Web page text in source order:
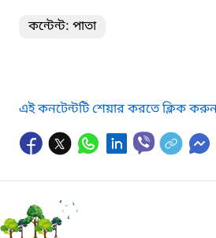
কন্টেন্ট: পাতা
এই কনটেন্টটি শেয়ার করতে ক্লিক